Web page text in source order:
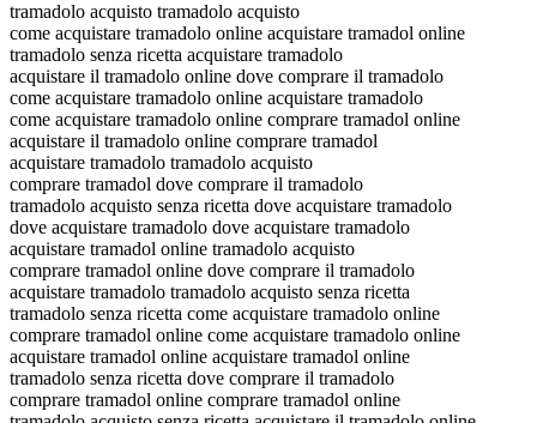
tramadolo acquisto tramadolo acquisto
come acquistare tramadolo online acquistare tramadol online
tramadolo senza ricetta acquistare tramadolo
acquistare il tramadolo online dove comprare il tramadolo
come acquistare tramadolo online acquistare tramadolo
come acquistare tramadolo online comprare tramadol online
acquistare il tramadolo online comprare tramadol
acquistare tramadolo tramadolo acquisto
comprare tramadol dove comprare il tramadolo
tramadolo acquisto senza ricetta dove acquistare tramadolo
dove acquistare tramadolo dove acquistare tramadolo
acquistare tramadol online tramadolo acquisto
comprare tramadol online dove comprare il tramadolo
acquistare tramadolo tramadolo acquisto senza ricetta
tramadolo senza ricetta come acquistare tramadolo online
comprare tramadol online come acquistare tramadolo online
acquistare tramadol online acquistare tramadol online
tramadolo senza ricetta dove comprare il tramadolo
comprare tramadol online comprare tramadol online